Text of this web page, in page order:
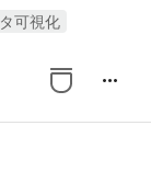
可視化
more_horiz